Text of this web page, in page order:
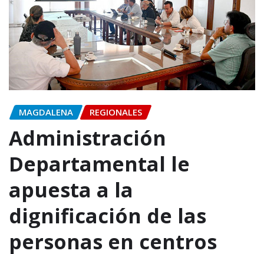
MAGDALENA REGIONALES
Administración
Departamental le
apuesta a la
dignificación de las
personas en centros